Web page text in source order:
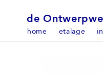
de
home etalage